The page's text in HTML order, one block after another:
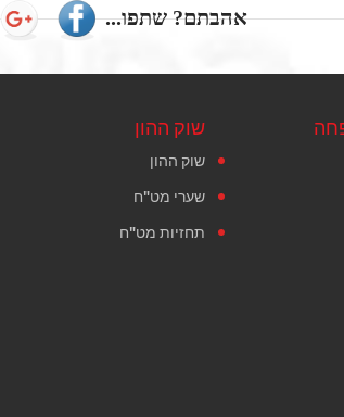
אהבתם? שתפו...
שוק ההון
שוק ההון
שערי מט"ח
תחזיות מט"ח